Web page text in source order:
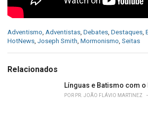
C
a
g
Adventismo, Adventistas, Debates, Destaques,
HotNews, Joseph Smith, Mormonismo, Seitas
Relacionados
Línguas e Batismo com o
POR PR. JOÃO FLÁVIO MARTINEZ